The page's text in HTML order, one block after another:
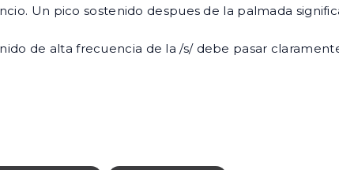
Un pico sostenido despues de la palmada
de alta frecuencia de la /s/ debe pasar